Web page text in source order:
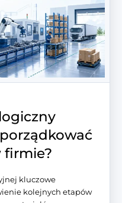
firmie?
kluczowe
kolejnych etapów